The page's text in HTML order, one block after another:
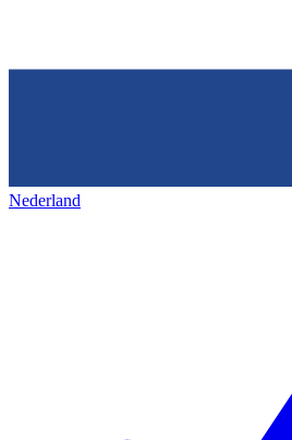
Nederland